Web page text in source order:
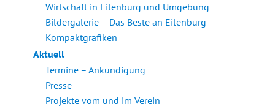
Wirtschaft in Eilenburg und Umgebung
Bildergalerie – Das Beste an Eilenburg
Kompaktgrafiken
Aktuell
Termine – Ankündigung
Presse
Projekte vom und im Verein